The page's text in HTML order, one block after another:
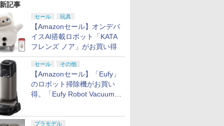
記事
セール 玩具
【Amazonセール】オンデバ
イスAI搭載ロボット「KATA
フレンズ ノア」がお買い得
セール その他
【Amazonセール】「Eufy」
のロボット掃除機がお買い
得。「Eufy Robot Vacuum
プラモデル